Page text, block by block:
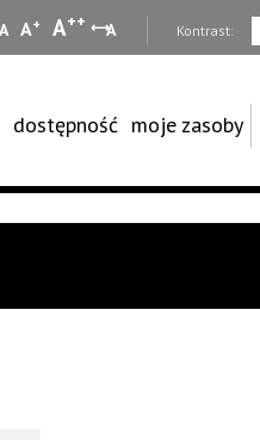
A A+ A++ A Kontrast:
dostępność moje zasoby